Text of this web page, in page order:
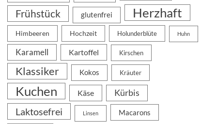
Frühstück glutenfrei Herzhaft
Himbeeren Hochzeit Holunderblüte Huhn
Karamell Kartoffel Kirschen
Klassiker Kokos Kräuter
Kuchen Käse Kürbis
Laktosefrei Linsen Macarons